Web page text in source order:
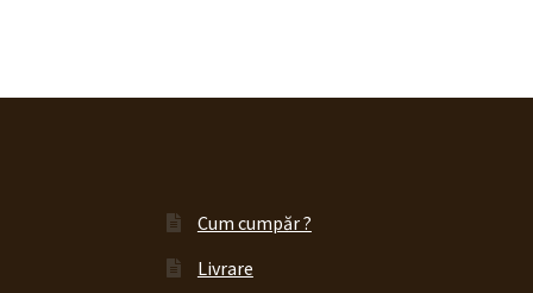
Cum cumpăr ?
Livrare